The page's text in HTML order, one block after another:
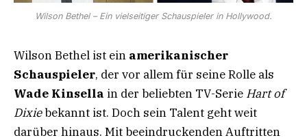
Wilson Bethel – Ein vielseitiger Schauspieler in Hollywood.
Wilson Bethel ist ein amerikanischer
Schauspieler, der vor allem für seine Rolle als
Wade Kinsella in der beliebten TV-Serie Hart of
Dixiebekannt ist. Doch sein Talent geht weit
darüber hinaus. Mit beeindruckenden Auftritten